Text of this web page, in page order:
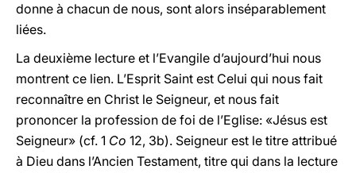
donne à chacun de nous, sont alors inséparablement
liées.
La deuxième lecture et l’Evangile d’aujourd’hui nous
montrent ce lien. L’Esprit Saint est Celui qui nous fait
reconnaître en Christ le Seigneur, et nous fait
prononcer la profession de foi de l’Eglise: «Jésus est
Seigneur» (cf. 1 Co 12, 3b). Seigneur est le titre attribué
à Dieu dans l’Ancien Testament, titre qui dans la lecture